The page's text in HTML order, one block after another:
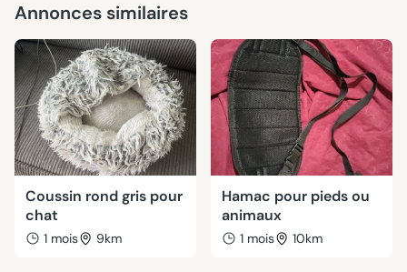
Annonces similaires
Coussin rond gris pour
chat
1 mois 9km
Hamac pour pieds ou
animaux
1 mois 10km